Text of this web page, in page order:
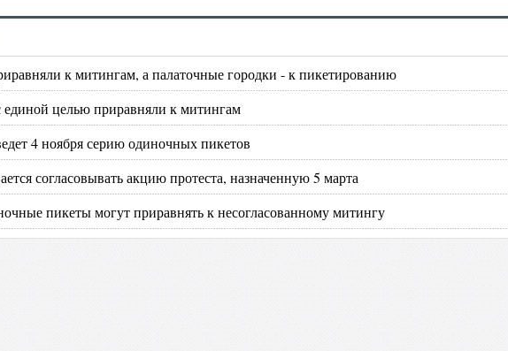
к митингам, а палаточные городки - к пикетированию
целью приравняли к митингам
4 ноября серию одиночных пикетов
согласовывать акцию протеста, назначенную 5 марта
пикеты могут приравнять к несогласованному митингу